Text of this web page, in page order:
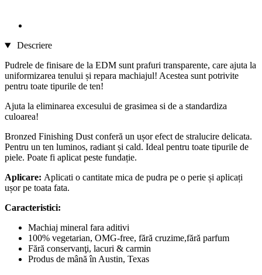
Descriere
Pudrele de finisare de la EDM sunt prafuri transparente, care ajuta la
uniformizarea tenului și repara machiajul! Acestea sunt potrivite
pentru toate tipurile de ten!
Ajuta la eliminarea excesului de grasimea si de a standardiza
culoarea!
Bronzed Finishing Dust conferă un ușor efect de stralucire delicata.
Pentru un ten luminos, radiant și cald. Ideal pentru toate tipurile de
piele. Poate fi aplicat peste fundație.
Aplicare: Aplicati o cantitate mica de pudra pe o perie și aplicați
ușor pe toata fata.
Caracteristici:
Machiaj mineral fara aditivi
100% vegetarian, OMG-free, fără cruzime,fără parfum
Fără conservanţi, lacuri & carmin
Produs de mână în Austin, Texas